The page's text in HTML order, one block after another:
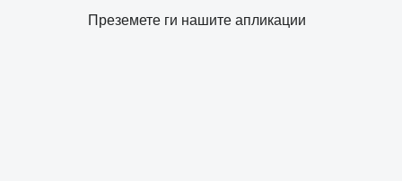
Преземете ги нашите апликации